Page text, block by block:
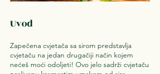
Uvod
Zapečena cvjetača sa sirom predstavlja
cvjetaču na jedan drugačiji način kojem
nećeš moći odoljeti! Ovo jelo sadrži cvjetaču